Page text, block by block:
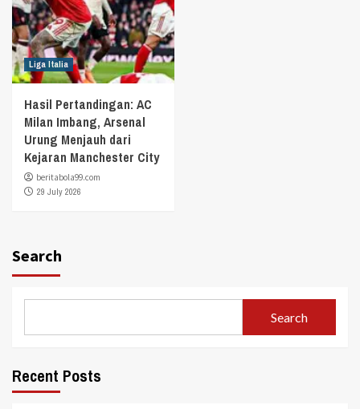
Liga Italia
Hasil Pertandingan: AC
Milan Imbang, Arsenal
Urung Menjauh dari
Kejaran Manchester City
beritabola99.com
29 July 2026
Search
Search
Recent Posts